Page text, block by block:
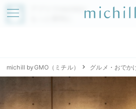
アプリでmichillが
michill byGMO（ミチル） グルメ・おでか